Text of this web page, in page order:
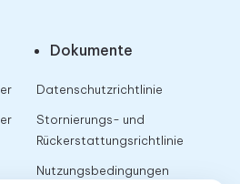
Dokumente
Datenschutzrichtlinie
Stornierungs- und
Rückerstattungsrichtlinie
Nutzungsbedingungen